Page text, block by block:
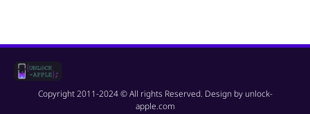
Copyright 2011-2024 © All rights Reserved. Design by unlock-
apple.com